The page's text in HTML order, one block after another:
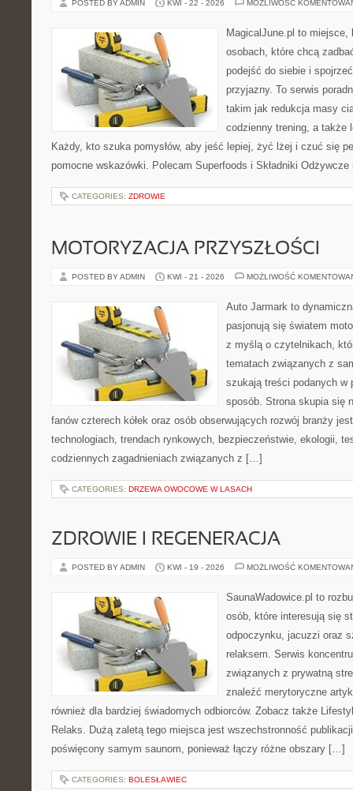
POSTED BY ADMIN KWI - 22 - 2026 MOŻLIWOŚĆ
MagicalJune.pl to miejsce,
osobach, które chcą
podejść do siebie i
przyjazny. To serwis
takim jak redukcja masy
codzienny trening, a także
Każdy, kto szuka pomysłów, aby jeść lepiej, żyć lżej i czuć się
pomocne wskazówki. Polecam Superfoods i Składniki
CATEGORIES: ZDROWIE
MOTORYZACJA PRZYSZŁOŚCI
POSTED BY ADMIN KWI - 21 - 2026 MOŻLIWOŚĆ
Auto Jarmark to
pasjonują się światem
z myślą o czytelnikach,
tematach związanych z
szukają treści podanych w
sposób. Strona skupia się
fanów czterech kółek oraz osób obserwujących rozwój branży
technologiach, trendach rynkowych, bezpieczeństwie, ekologii,
codziennych zagadnieniach związanych z […]
CATEGORIES: DRZEWA OWOCOWE W LASACH
ZDROWIE I REGENERACJA
POSTED BY ADMIN KWI - 19 - 2026 MOŻLIWOŚĆ
SaunaWadowice.pl to
osób, które interesują się
odpoczynku, jacuzzi oraz
relaksem. Serwis
związanych z prywatną
znaleźć merytoryczne
również dla bardziej świadomych odbiorców. Zobacz także
Relaks. Dużą zaletą tego miejsca jest wszechstronność
poświęcony samym saunom, ponieważ łączy różne obszary […]
CATEGORIES: BOLESŁAWIEC